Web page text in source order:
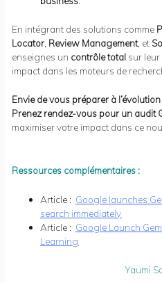
En intégrant des solutions comme
Locator Review Management, et
enseignes un contrôle total sur
impact dans les moteurs de
Envie de vous préparer à
Prenez rendez-vous pour un audit
maximiser votre impact dans ce
Ressources complémentaires :
Article : Google launches
search immediately
Article : Google Launch
Learning
Yaumi